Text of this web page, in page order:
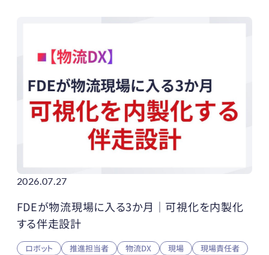
2026.07.27
FDEが物流現場に入る3か月｜可視化を内製化
する伴走設計
ロボット 推進担当者 物流DX 現場 現場責任者